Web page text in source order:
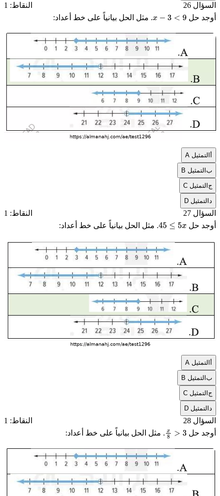
السؤال 26
النقاط: 1
أوجد حل
x 3< 9 . مثل الحل بيانياً على خط أعداد:
التمثيل A
بالتمثيل B
جالتمثيل C
التمثيل D
السؤال 27
النقاط: 1
أوجد حل
45 ≤5 x . مثل الحل بيانياً على خط أعداد:
التمثيل A
بالتمثيل B
جالتمثيل C
التمثيل D
السؤال 28
النقاط: 1
أوجد حل
x 8> 3 . مثل الحل بيانياً على خط أعداد: